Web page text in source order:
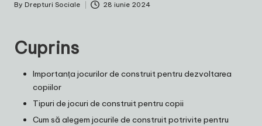
Posted
By Drepturi Sociale 28 iunie 2024
Cuprins
Importanța jocurilor de construit pentru dezvoltarea
copiilor
Tipuri de jocuri de construit pentru copii
Cum să alegem jocurile de construit potrivite pentru